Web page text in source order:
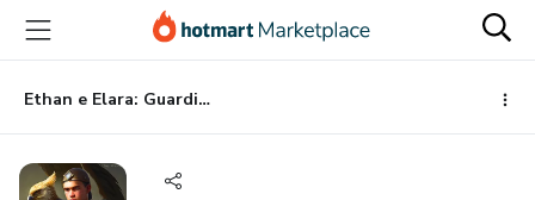
para
conteúdo
principal
para
pagamento
para
rodapé
Ethan e Elara: Guardiões de Alvetor.